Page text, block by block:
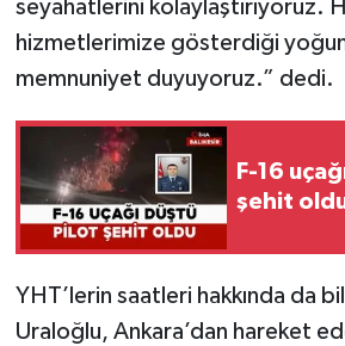
seyahatlerini kolaylaştırıyoruz.
hizmetlerimize gösterdiği
memnuniyet duyuyoruz.” dedi.
F-16
şehit
YHT’lerin saatleri hakkında da
Uraloğlu, Ankara’dan hareket